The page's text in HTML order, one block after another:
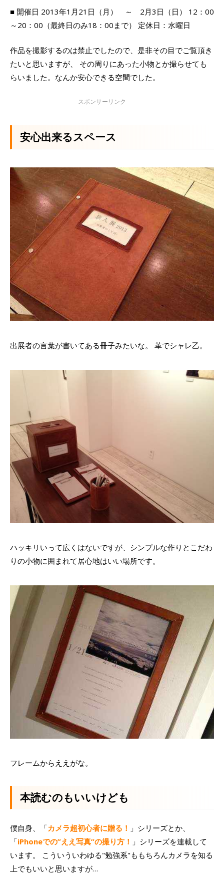
■ 開催日 2013年1月21日（月） ～ 2月3日（日） 12：00
～20：00（最終日のみ18：00まで） 定休日：水曜日
作品を撮影するのは禁止でしたので、是非その目でご覧頂き
たいと思いますが、 その周りにあった小物とか撮らせても
らいました。なんか安心できる空間でした。
安心出来るスペース
出展者の言葉が書いてある冊子みたいな。 革でシャレ乙。
ハッキリいって広くはないですが、シンプルな作りとこだわ
りの小物に囲まれて居心地はいい場所です。
フレームからええがな。
本読むのもいいけども
僕自身、「カメラ超初心者に贈る！ 」シリーズとか、
「iPhoneでの”ええ写真”の撮り方！ 」シリーズを連載して
います。 こういういわゆる"勉強系"ももちろんカメラを知る
上でもいいと思いますが…